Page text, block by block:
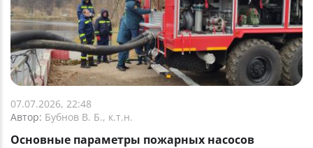
07.07.2026, 22:48
Автор: Бубнов В. Б., к.т.н.
Основные параметры пожарных насосов